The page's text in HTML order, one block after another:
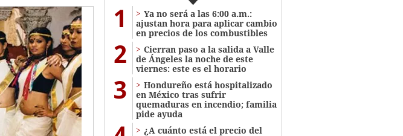
1
Ya no será a las 6:00 a.m.:
ajustan hora para aplicar cambio
en precios de los combustibles
2
Cierran paso a la salida a Valle
de Ángeles la noche de este
viernes: este es el horario
3
Hondureño está hospitalizado
en México tras sufrir
quemaduras en incendio; familia
pide ayuda
¿A cuánto está el precio del